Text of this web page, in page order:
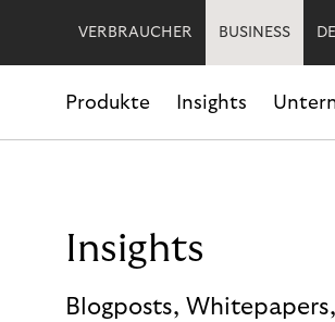
VERBRAUCHER BUSINESS
Produkte Insights
Insights
Blogposts,